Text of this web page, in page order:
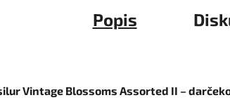
Popis
Vintage Blossoms Assorted II –